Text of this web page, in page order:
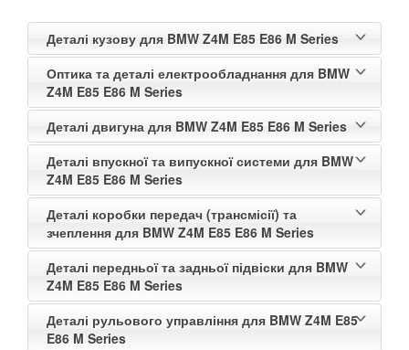
PEUGEOT keyboard_arrow_down
PORSCHE
RENAULT keyboard_arrow_down
ROVER
SAAB keyboard_arrow_down
SEAT keyboard_arrow_down
SKODA
SMART keyboard_arrow_down
Деталі кузову для BMW Z4M E85 E86 M Series
Оптика та деталі електрообладнання для BMW
Z4M E85 E86 M Series
Деталі двигуна для BMW Z4M E85 E86 M Series
Деталі впускної та випускної системи для BMW
Z4M E85 E86 M Series
Деталі коробки передач (трансмісії) та
зчеплення для BMW Z4M E85 E86 M Series
Деталі передньої та задньої підвіски для BMW
Z4M E85 E86 M Series
Деталі рульового управління для BMW Z4M E85
E86 M Series